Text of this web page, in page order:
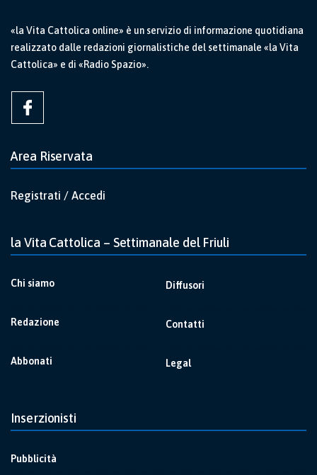
«la Vita Cattolica online» è un servizio di informazione quotidiana
realizzato dalle redazioni giornalistiche del settimanale «la Vita
Cattolica» e di «Radio Spazio».
Area Riservata
Registrati / Accedi
la Vita Cattolica – Settimanale del Friuli
Chi siamo
Redazione
Abbonati
Diffusori
Contatti
Legal
Inserzionisti
Pubblicità